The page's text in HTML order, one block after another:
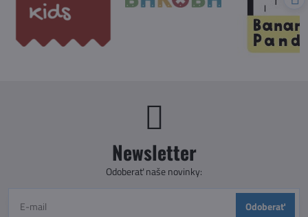
Newsletter
Odoberať naše novinky:
Odoberať